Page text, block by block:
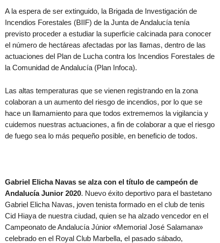
A la espera de ser extinguido, la Brigada de Investigación de
Incendios Forestales (BIIF) de la Junta de Andalucía tenía
previsto proceder a estudiar la superficie calcinada para conocer
el número de hectáreas afectadas por las llamas, dentro de las
actuaciones del Plan de Lucha contra los Incendios Forestales de
la Comunidad de Andalucía (Plan Infoca).
Las altas temperaturas que se vienen registrando en la zona
colaboran a un aumento del riesgo de incendios, por lo que se
hace un llamamiento para que todos extrememos la vigilancia y
cuidemos nuestras actuaciones, a fin de colaborar a que el riesgo
de fuego sea lo más pequeño posible, en beneficio de todos.
Gabriel Elicha Navas se alza con el título de campeón de
Andalucía Junior 2020. Nuevo éxito deportivo para el bastetano
Gabriel Elicha Navas, joven tenista formado en el club de tenis
Cid Hiaya de nuestra ciudad, quien se ha alzado vencedor en el
Campeonato de Andalucía Júnior «Memorial José Salamana»
celebrado en el Royal Club Marbella, el pasado sábado,